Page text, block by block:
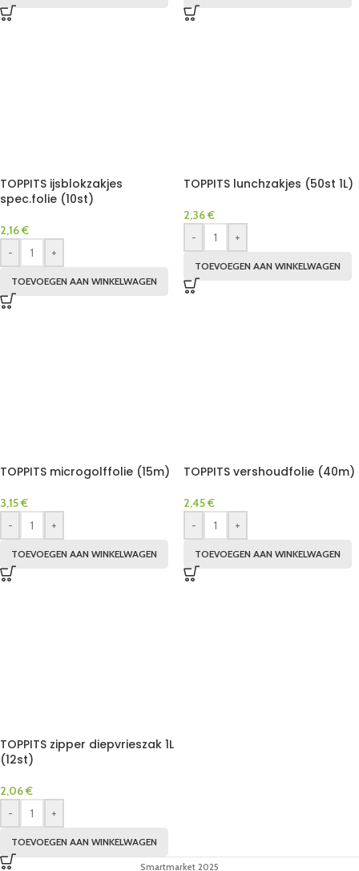
TOPPITS ijsblokzakjes
spec.folie (10st)
2,16€
-
+
TOEVOEGEN AAN WINKELWAGEN
TOPPITS lunchzakjes (50st 1L)
2,36€
-
+
TOEVOEGEN AAN WINKELWAGEN
TOPPITS microgolffolie (15m)
3,15€
-
+
TOEVOEGEN AAN WINKELWAGEN
TOPPITS vershoudfolie (40m)
2,45€
-
+
TOEVOEGEN AAN WINKELWAGEN
TOPPITS zipper diepvrieszak 1L
(12st)
2,06€
-
+
TOEVOEGEN AAN WINKELWAGEN
Smartmarket 2025